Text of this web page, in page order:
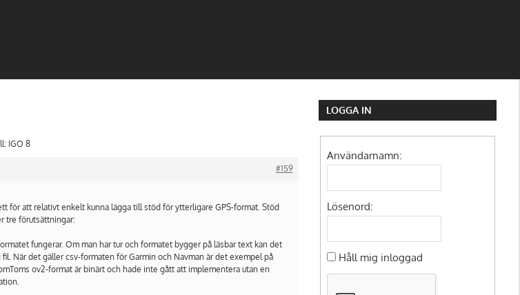
IGO 8
#159
för att relativt enkelt kunna lägga till stöd för ytterligare GPS-format. Stöd
tre förutsättningar:
fungerar. Om man har tur och formatet bygger på läsbar text kan det
När det gäller csv-formaten för Garmin och Navman är det exempel på
ov2-format är binärt och hade inte gått att implementera utan en
LOGGA IN
Användarnamn:
Lösenord:
Håll mig inloggad